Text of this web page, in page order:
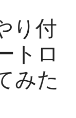
り付
トロ
みた